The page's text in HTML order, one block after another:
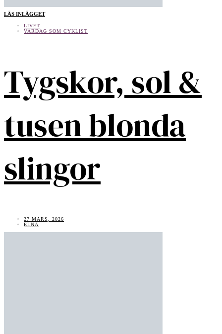
LÄS INLÄGGET
LIVET
VARDAG SOM CYKLIST
Tygskor, sol &
tusen blonda
slingor
27 MARS, 2026
ELNA